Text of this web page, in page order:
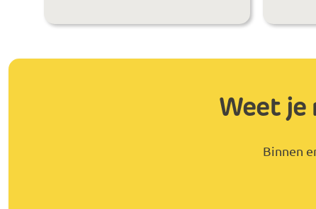
Weet je
Binnen